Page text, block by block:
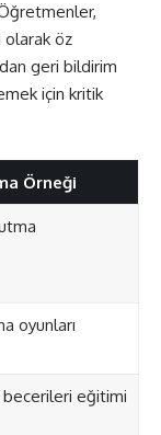
olarak öz
geri bildirim
için kritik
Örneği
oyunları
eğitimi